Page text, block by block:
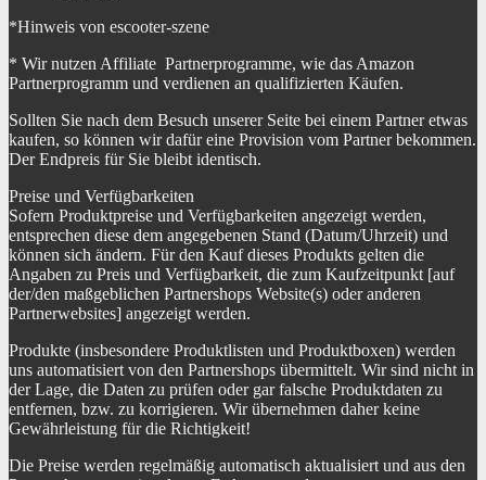
*Hinweis von escooter-szene
* Wir nutzen Affiliate Partnerprogramme, wie das Amazon
Partnerprogramm und verdienen an qualifizierten Käufen.
Sollten Sie nach dem Besuch unserer Seite bei einem Partner etwas
kaufen, so können wir dafür eine Provision vom Partner bekommen.
Der Endpreis für Sie bleibt identisch.
Preise und Verfügbarkeiten
Sofern Produktpreise und Verfügbarkeiten angezeigt werden,
entsprechen diese dem angegebenen Stand (Datum/Uhrzeit) und
können sich ändern. Für den Kauf dieses Produkts gelten die
Angaben zu Preis und Verfügbarkeit, die zum Kaufzeitpunkt [auf
der/den maßgeblichen Partnershops Website(s) oder anderen
Partnerwebsites] angezeigt werden.
Produkte (insbesondere Produktlisten und Produktboxen) werden
uns automatisiert von den Partnershops übermittelt. Wir sind nicht in
der Lage, die Daten zu prüfen oder gar falsche Produktdaten zu
entfernen, bzw. zu korrigieren. Wir übernehmen daher keine
Gewährleistung für die Richtigkeit!
Die Preise werden regelmäßig automatisch aktualisiert und aus den